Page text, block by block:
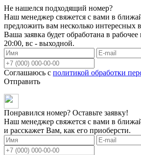
Не нашелся подходящий номер?
Наш менеджер свяжется с вами в
предложить вам несколько интересных
Ваша заявка будет обработана в
20:00, вс - выходной.
Соглашаюсь с политикой обработки
Отправить
Понравился номер? Оставьте заявку!
Наш менеджер свяжется с вами в
и расскажет Вам, как его приоберсти.